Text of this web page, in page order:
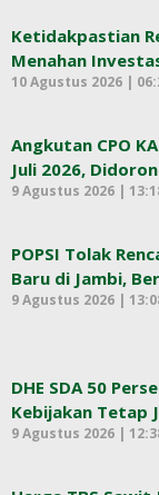
Ketidakpastian
Menahan
10 Agustus 2026 |
Angkutan CPO
Juli 2026,
9 Agustus 2026 |
POPSI Tolak
Baru di Jambi,
9 Agustus 2026 |
DHE SDA 50
Kebijakan Tetap
9 Agustus 2026 |